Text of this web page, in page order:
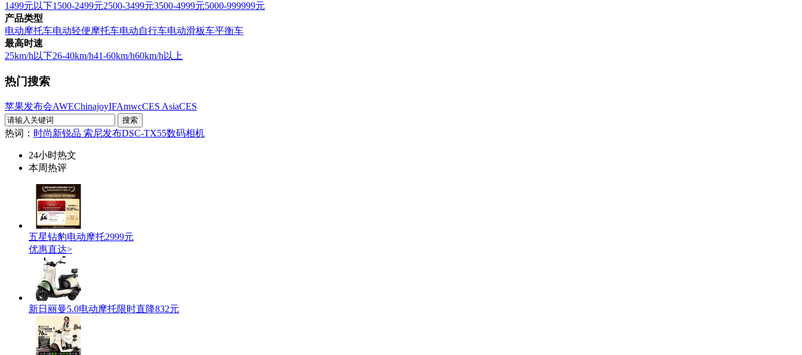
1499元以下1500-2499元2500-3499元3500-4999元5000-999999元
产品类型
电动摩托车电动轻便摩托车电动自行车电动滑板车平衡车
最高时速
25km/h以下26-40km/h41-60km/h60km/h以上
热门搜索
苹果发布会AWEChinajoyIFAmwcCES AsiaCES
热词： 时尚新锐品 索尼发布DSC-TX55数码相机
24小时热文
本周热评
五星钻豹电动摩托2999元
优惠直达>
新日丽曼5.0电动摩托限时直降832元